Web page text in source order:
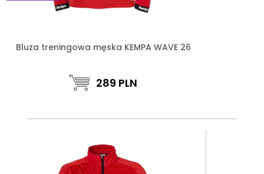
Bluza treningowa męska KEMPA WAVE 26
289 PLN